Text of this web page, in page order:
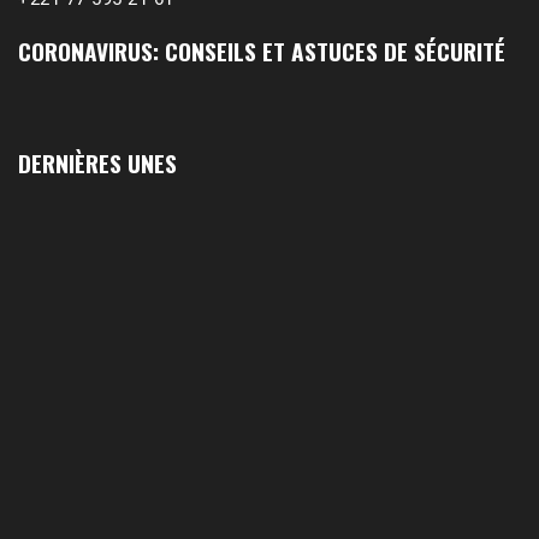
CORONAVIRUS: CONSEILS ET ASTUCES DE SÉCURITÉ
DERNIÈRES UNES